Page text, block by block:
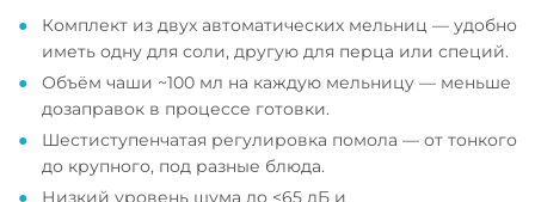
Комплект из двух автоматических мельниц — удобно
иметь одну для соли, другую для перца или специй.
Объём чаши ~100 мл на каждую мельницу — меньше
дозаправок в процессе готовки.
Шестиступенчатая регулировка помола — от тонкого
до крупного, под разные блюда.
Низкий уровень шума до <65 дБ и